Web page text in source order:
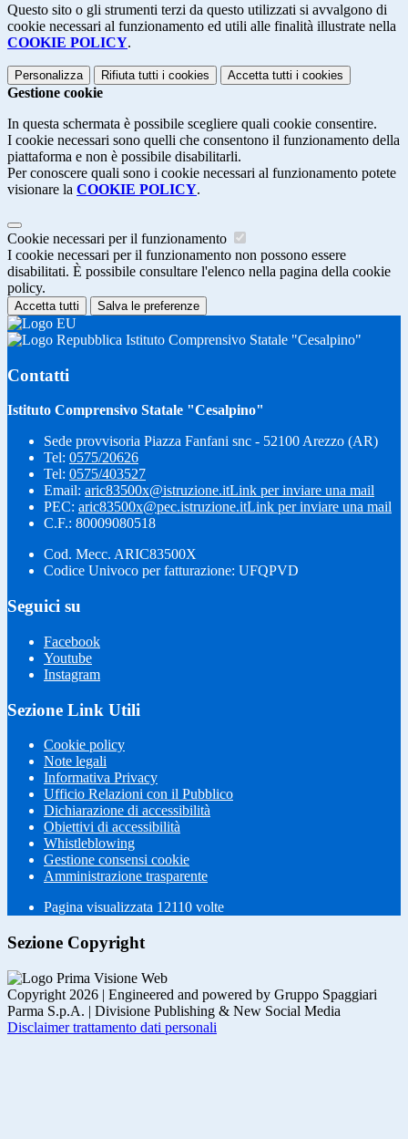
Questo sito o gli strumenti terzi da questo utilizzati si avvalgono di
cookie necessari al funzionamento ed utili alle finalità illustrate nella
COOKIE POLICY.
Personalizza Rifiuta tutti i cookies Accetta tutti i cookies
Gestione cookie
In questa schermata è possibile scegliere quali cookie consentire.
I cookie necessari sono quelli che consentono il funzionamento della
piattaforma e non è possibile disabilitarli.
Per conoscere quali sono i cookie necessari al funzionamento potete
visionare la COOKIE POLICY.
Cookie necessari per il funzionamento
I cookie necessari per il funzionamento non possono essere
disabilitati. È possibile consultare l'elenco nella pagina della cookie
policy.
Accetta tutti Salva le preferenze
Istituto Comprensivo Statale "Cesalpino"
Contatti
Istituto Comprensivo Statale "Cesalpino"
Sede provvisoria Piazza Fanfani snc - 52100 Arezzo (AR)
Tel: 0575/20626
Tel: 0575/403527
Email: aric83500x@istruzione.itLink per inviare una mail
PEC: aric83500x@pec.istruzione.itLink per inviare una mail
C.F.: 80009080518
Cod. Mecc. ARIC83500X
Codice Univoco per fatturazione: UFQPVD
Seguici su
Facebook
Youtube
Instagram
Sezione Link Utili
Cookie policy
Note legali
Informativa Privacy
Ufficio Relazioni con il Pubblico
Dichiarazione di accessibilità
Obiettivi di accessibilità
Whistleblowing
Gestione consensi cookie
Amministrazione trasparente
Pagina visualizzata 12110 volte
Sezione Copyright
Copyright 2026 | Engineered and powered by Gruppo Spaggiari
Parma S.p.A. | Divisione Publishing & New Social Media
Disclaimer trattamento dati personali